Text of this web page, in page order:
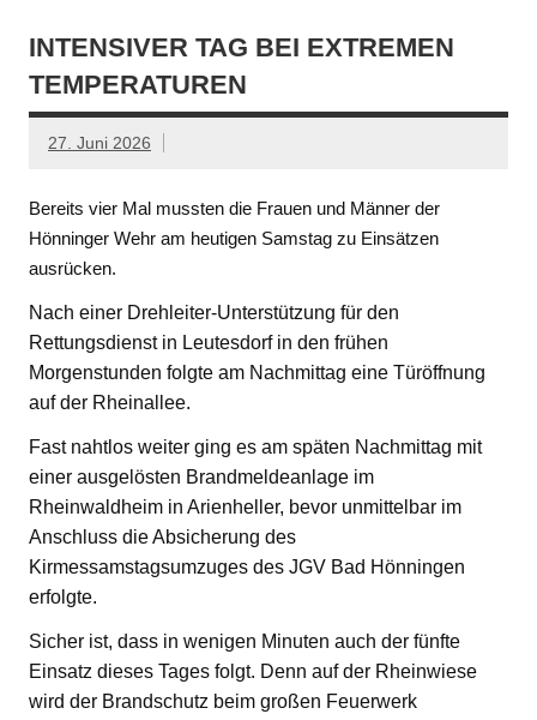
INTENSIVER TAG BEI EXTREMEN
TEMPERATUREN
27. Juni 2026
Bereits vier Mal mussten die Frauen und Männer der
Hönninger Wehr am heutigen Samstag zu Einsätzen
ausrücken.
Nach einer Drehleiter-Unterstützung für den
Rettungsdienst in Leutesdorf in den frühen
Morgenstunden folgte am Nachmittag eine Türöffnung
auf der Rheinallee.
Fast nahtlos weiter ging es am späten Nachmittag mit
einer ausgelösten Brandmeldeanlage im
Rheinwaldheim in Arienheller, bevor unmittelbar im
Anschluss die Absicherung des
Kirmessamstagsumzuges des JGV Bad Hönningen
erfolgte.
Sicher ist, dass in wenigen Minuten auch der fünfte
Einsatz dieses Tages folgt. Denn auf der Rheinwiese
wird der Brandschutz beim großen Feuerwerk